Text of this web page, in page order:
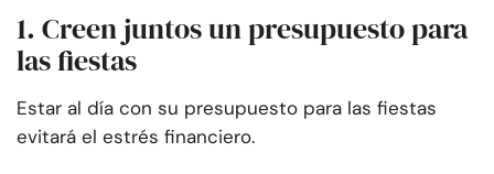
1. Creen juntos un presupuesto para
las fiestas
Estar al día con su presupuesto para las fiestas
evitará el estrés financiero.